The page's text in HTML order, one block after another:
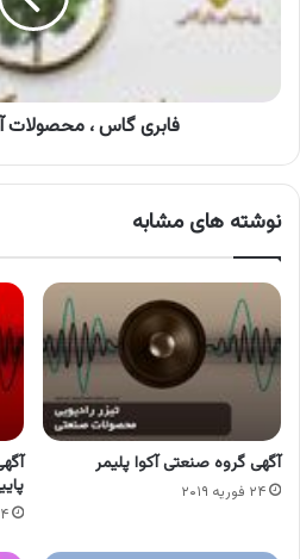
بهداشتی
فابری گاس ، محصولات
نوشته های مشابه
آگهی گروه صنعتی آکوا پلیمر
۲۴ فوریه ۲۰۱۹
۲۴